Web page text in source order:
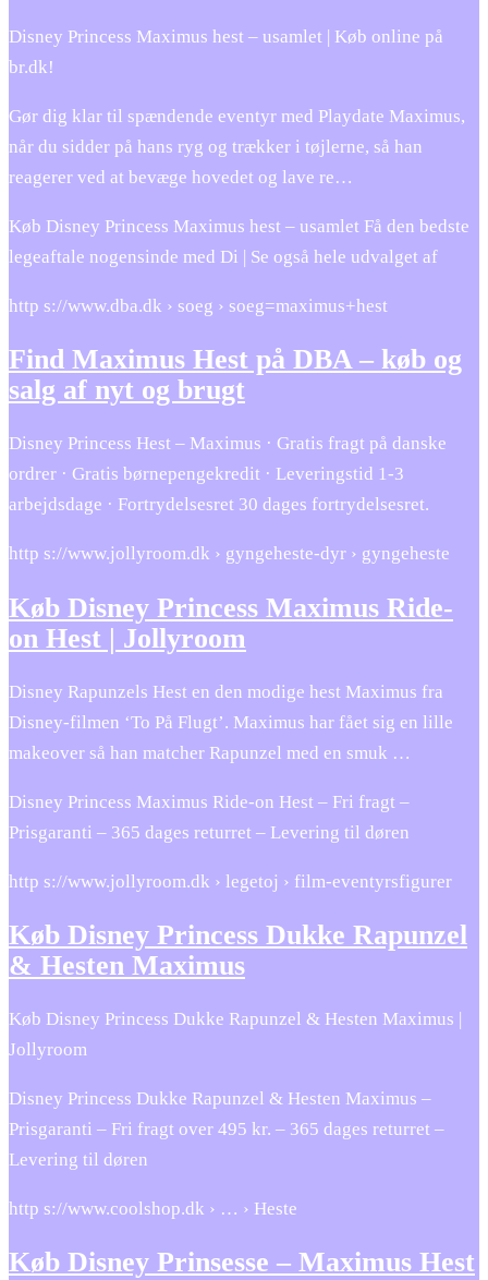
Disney Princess Maximus hest – usamlet | Køb online på
br.dk!
Gør dig klar til spændende eventyr med Playdate Maximus,
når du sidder på hans ryg og trækker i tøjlerne, så han
reagerer ved at bevæge hovedet og lave re…
Køb Disney Princess Maximus hest – usamlet Få den bedste
legeaftale nogensinde med Di | Se også hele udvalget af
http s://www.dba.dk › soeg › soeg=maximus+hest
Find Maximus Hest på DBA – køb og
salg af nyt og brugt
Disney Princess Hest – Maximus · Gratis fragt på danske
ordrer · Gratis børnepengekredit · Leveringstid 1-3
arbejdsdage · Fortrydelsesret 30 dages fortrydelsesret.
http s://www.jollyroom.dk › gyngeheste-dyr › gyngeheste
Køb Disney Princess Maximus Ride-
on Hest | Jollyroom
Disney Rapunzels Hest en den modige hest Maximus fra
Disney-filmen ‘To På Flugt’. Maximus har fået sig en lille
makeover så han matcher Rapunzel med en smuk …
Disney Princess Maximus Ride-on Hest – Fri fragt –
Prisgaranti – 365 dages returret – Levering til døren
http s://www.jollyroom.dk › legetoj › film-eventyrsfigurer
Køb Disney Princess Dukke Rapunzel
& Hesten Maximus
Køb Disney Princess Dukke Rapunzel & Hesten Maximus |
Jollyroom
Disney Princess Dukke Rapunzel & Hesten Maximus –
Prisgaranti – Fri fragt over 495 kr. – 365 dages returret –
Levering til døren
http s://www.coolshop.dk › … › Heste
Køb Disney Prinsesse – Maximus Hest